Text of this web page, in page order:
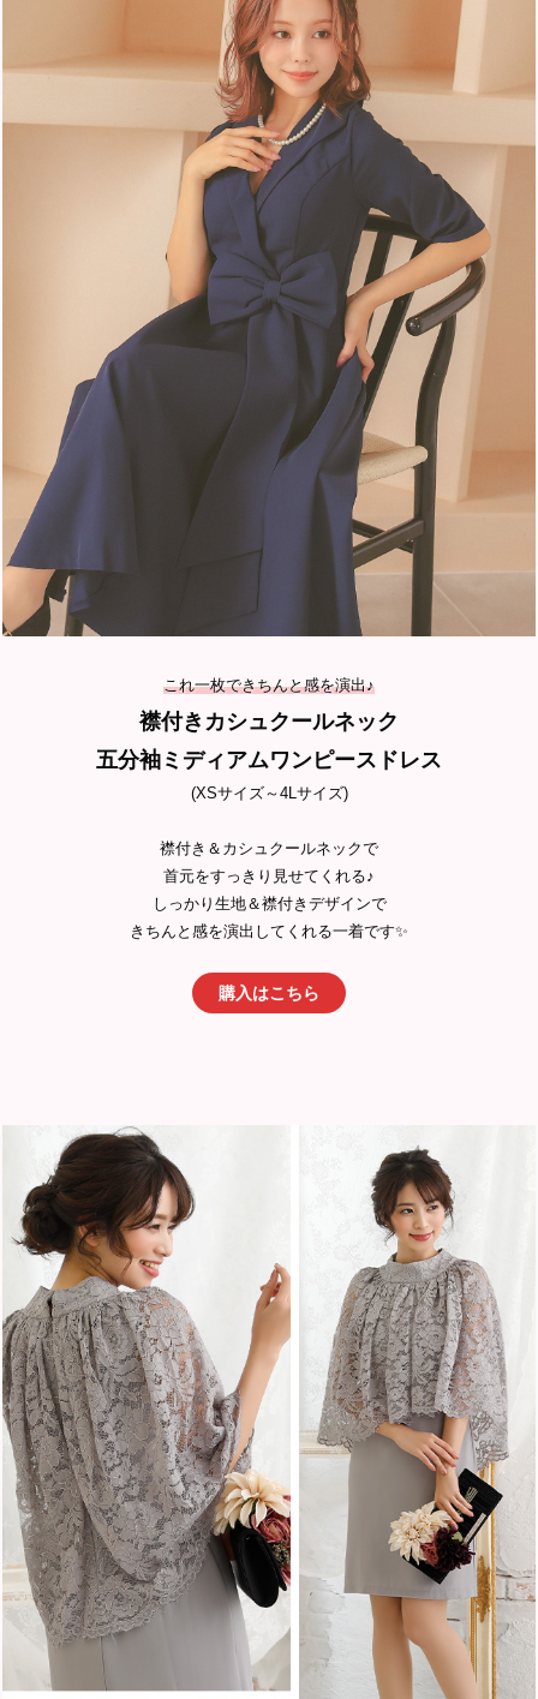
これ一枚できちんと感を演出♪
襟付きカシュクールネック
五分袖ミディアムワンピースドレス
(XSサイズ～4Lサイズ)
襟付き＆カシュクールネックで
首元をすっきり見せてくれる♪
しっかり生地＆襟付きデザインで
きちんと感を演出してくれる一着です✨
購入はこちら